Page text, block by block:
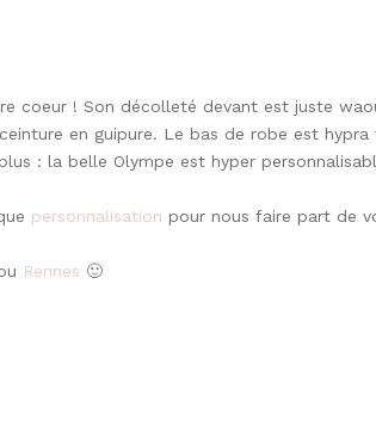
coeur ! Son décolleté devant est juste
en guipure. Le bas de robe est
: la belle Olympe est hyper
personnalisation pour nous faire part de
Rennes 🙂